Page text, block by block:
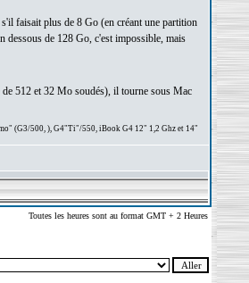
faisait plus de 8 Go (en créant une partition
dessous de 128 Go, c'est impossible, mais
512 et 32 Mo soudés), il tourne sous Mac
(G3/500, ), G4"Ti"/550, iBook G4 12" 1,2 Ghz et 14"
Toutes les heures sont au format GMT + 2 Heures